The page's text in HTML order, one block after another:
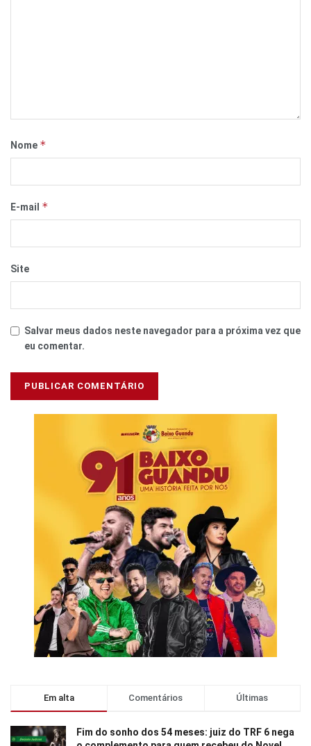
Nome *
E-mail *
Site
Salvar meus dados neste navegador para a próxima vez que
eu comentar.
Em alta Comentários Últimas
Fim do sonho dos 54 meses: juiz do TRF 6 nega